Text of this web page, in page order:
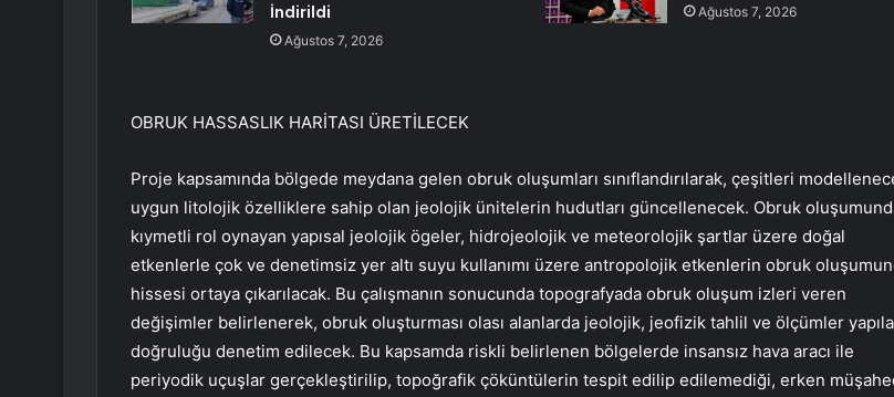
İndirildi
Ağustos 7, 2026
Ağustos 7, 2026
OBRUK HASSASLIK HARİTASI ÜRETİLECEK
Proje kapsamında bölgede meydana gelen obruk oluşumları sınıflandırılarak, çeşitleri
uygun litolojik özelliklere sahip olan jeolojik ünitelerin hudutları güncellenecek. Obruk
kıymetli rol oynayan yapısal jeolojik ögeler, hidrojeolojik ve meteorolojik şartlar üzere doğal
etkenlerle çok ve denetimsiz yer altı suyu kullanımı üzere antropolojik etkenlerin obruk
hissesi ortaya çıkarılacak. Bu çalışmanın sonucunda topografyada obruk oluşum izleri veren
değişimler belirlenerek, obruk oluşturması olası alanlarda jeolojik, jeofizik tahlil ve ölçümler
doğruluğu denetim edilecek. Bu kapsamda riskli belirlenen bölgelerde insansız hava aracı ile
periyodik uçuşlar gerçekleştirilip, topoğrafik çöküntülerin tespit edilip edilemediği, erken